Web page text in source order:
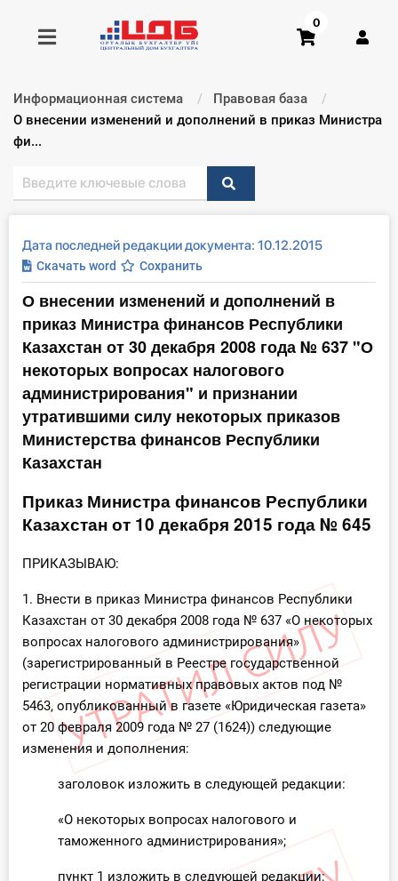
Получить консультацию
Главная ИС
Формы
Консультации
Правовая база
Библиотека бухгалтера
Инструменты
Вебинары
Справочник бухгалтера
Участник ВЭД
Практика ИП
Кадры. Труд. Зарплата.
Учет по отраслям
Юридический помощник
0
Информационная система
Правовая база
Текущий:
О внесении изменений и дополнений в приказ Министра
фи...
Дата последней редакции документа: 10.12.2015
Скачать word Сохранить
О внесении изменений и дополнений в
приказ Министра финансов Республики
Казахстан от 30 декабря 2008 года № 637 "О
некоторых вопросах налогового
администрирования" и признании
утратившими силу некоторых приказов
Министерства финансов Республики
Казахстан
Приказ Министра финансов Республики
Казахстан от 10 декабря 2015 года № 645
ПРИКАЗЫВАЮ:
1. Внести в приказ Министра финансов Республики
Казахстан от 30 декабря 2008 года № 637 «О некоторых
вопросах налогового администрирования»
(зарегистрированный в Реестре государственной
регистрации нормативных правовых актов под №
5463, опубликованный в газете «Юридическая газета»
от 20 февраля 2009 года № 27 (1624)) следующие
изменения и дополнения:
заголовок изложить в следующей редакции:
«О некоторых вопросах налогового и
таможенного администрирования»;
пункт 1 изложить в следующей редакции: